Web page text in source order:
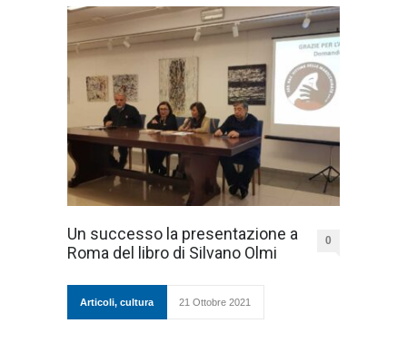
Un successo la presentazione a
Roma del libro di Silvano Olmi
0
Articoli, cultura 21 Ottobre 2021